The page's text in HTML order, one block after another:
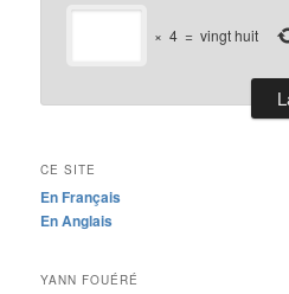
× 4 = vingt huit
CE SITE
En Français
En Anglais
YANN FOUÉRÉ